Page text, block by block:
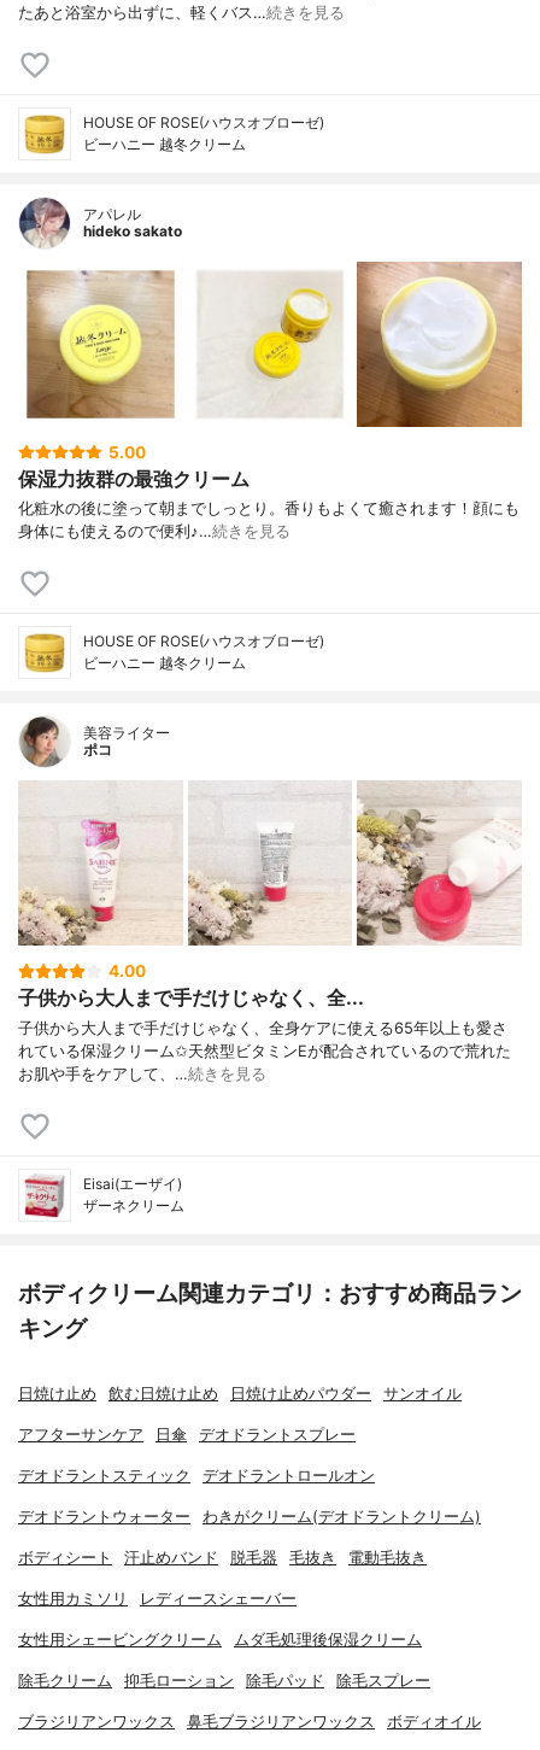
たあと浴室から出ずに、軽くバス…続きを見る
HOUSE OF ROSE(ハウスオブローゼ)
ビーハニー 越冬クリーム
アパレル
hideko sakato
5.00
保湿力抜群の最強クリーム
化粧水の後に塗って朝までしっとり。香りもよくて癒されます！顔にも
身体にも使えるので便利♪…続きを見る
HOUSE OF ROSE(ハウスオブローゼ)
ビーハニー 越冬クリーム
美容ライター
ポコ
4.00
子供から大人まで手だけじゃなく、全...
子供から大人まで手だけじゃなく、全身ケアに使える65年以上も愛さ
れている保湿クリーム✩天然型ビタミンEが配合されているので荒れた
お肌や手をケアして、…続きを見る
Eisai(エーザイ)
ザーネクリーム
ボディクリーム関連カテゴリ：おすすめ商品ラン
キング
日焼け止め 飲む日焼け止め 日焼け止めパウダー サンオイル
アフターサンケア 日傘 デオドラントスプレー
デオドラントスティック デオドラントロールオン
デオドラントウォーター わきがクリーム(デオドラントクリーム)
ボディシート 汗止めバンド 脱毛器 毛抜き 電動毛抜き
女性用カミソリ レディースシェーバー
女性用シェービングクリーム ムダ毛処理後保湿クリーム
除毛クリーム 抑毛ローション 除毛パッド 除毛スプレー
ブラジリアンワックス 鼻毛ブラジリアンワックス ボディオイル